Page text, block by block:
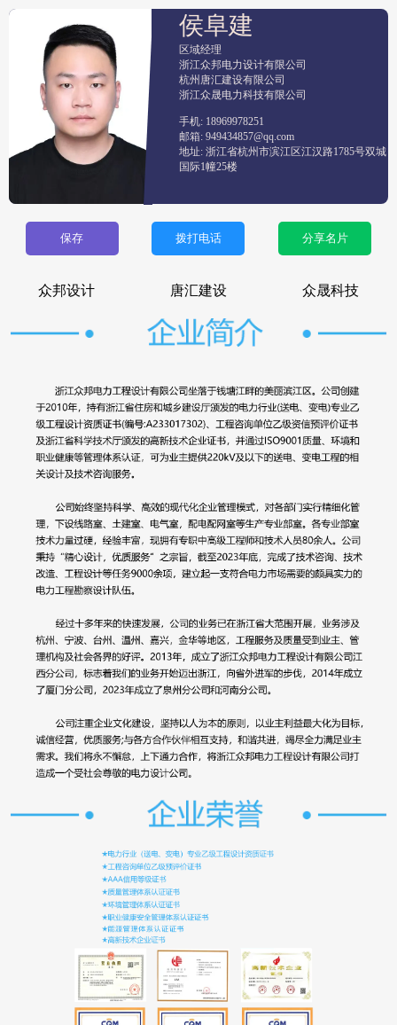
侯阜建
区域经理
浙江众邦电力设计有限公司
杭州唐汇建设有限公司
浙江众晟电力科技有限公司
手机: 18969978251
邮箱: 949434857@qq.com
地址: 浙江省杭州市滨江区江汉路1785号双城
国际1幢25楼
保存 拨打电话 分享名片
众邦设计 唐汇建设 众晟科技